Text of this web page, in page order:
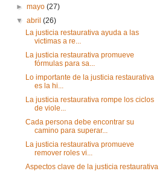
►mayo(27)
▼abril(26)
La justicia restaurativa ayuda a las
victimas a re...
La justicia restaurativa promueve
fórmulas para sa...
Lo importante de la justicia restaurativa
es la hi...
La justicia restaurativa rompe los ciclos
de viole...
Cada persona debe encontrar su
camino para superar...
La justicia restaurativa promueve
remover roles vi...
Aspectos clave de la justicia restaurativa